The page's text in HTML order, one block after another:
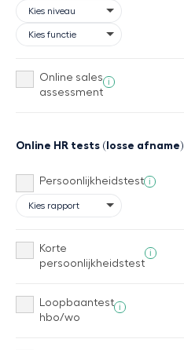
Online sales
assessment
i
Online HR tests (losse afname)
Persoonlijkheidstest i
Korte
persoonlijkheidstest
i
Loopbaantest
hbo/wo
i